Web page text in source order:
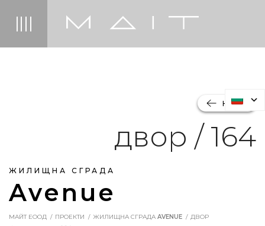
ЖИЛИЩНА СГРАДА
Avenue
НАЗАД
двор / 164
МАЙТ ЕООД ПРОЕКТИ ЖИЛИЩНА СГРАДА AVENUE
ДВОР